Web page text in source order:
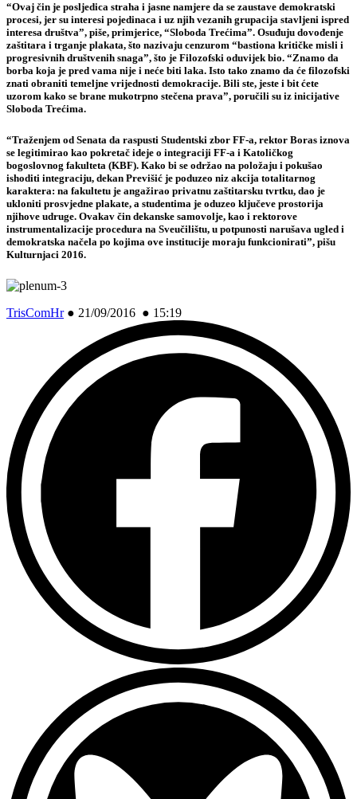
“Ovaj čin je posljedica straha i jasne namjere da se zaustave demokratski
procesi, jer su interesi pojedinaca i uz njih vezanih grupacija stavljeni ispred
interesa društva”, piše, primjerice, “Sloboda Trećima”. Osuđuju dovođenje
zaštitara i trganje plakata, što nazivaju cenzurom “bastiona kritičke misli i
progresivnih društvenih snaga”, što je Filozofski oduvijek bio. “Znamo da
borba koja je pred vama nije i neće biti laka. Isto tako znamo da će filozofski
znati obraniti temeljne vrijednosti demokracije. Bili ste, jeste i bit ćete
uzorom kako se brane mukotrpno stečena prava”, poručili su iz inicijative
Sloboda Trećima.
“Traženjem od Senata da raspusti Studentski zbor FF-a, rektor Boras iznova
se legitimirao kao pokretač ideje o integraciji FF-a i Katoličkog
bogoslovnog fakulteta (KBF). Kako bi se održao na položaju i pokušao
ishoditi integraciju, dekan Previšić je poduzeo niz akcija totalitarnog
karaktera: na fakultetu je angažirao privatnu zaštitarsku tvrtku, dao je
ukloniti prosvjedne plakate, a studentima je oduzeo ključeve prostorija
njihove udruge. Ovakav čin dekanske samovolje, kao i rektorove
instrumentalizacije procedura na Sveučilištu, u potpunosti narušava ugled i
demokratska načela po kojima ove institucije moraju funkcionirati”, pišu
Kulturnjaci 2016.
TrisComHr● 21/09/2016 ● 15:19